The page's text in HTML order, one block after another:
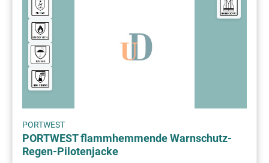
PORTWEST
PORTWEST flammhemmende Warnschutz-
Regen-Pilotenjacke